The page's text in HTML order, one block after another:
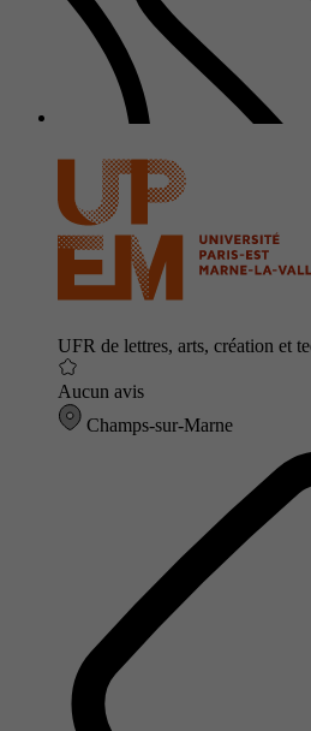
UFR de lettres, arts, création et
Aucun avis
Champs-sur-Marne